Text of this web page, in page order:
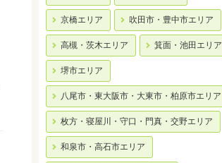
京橋エリア 吹田市・豊中市エリア
高槻・茨木エリア 箕面・池田エリア
堺市エリア
八尾市・東大阪市・大東市・柏原市エリア
枚方・寝屋川・守口・門真・交野エリア
和泉市・高石市エリア